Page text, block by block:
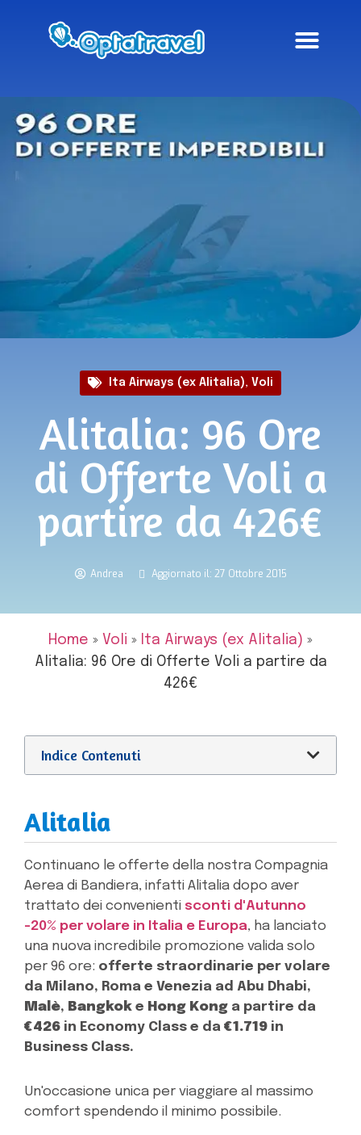
Ita Airways (ex Alitalia), Voli
Alitalia: 96 Ore
di Offerte Voli a
partire da 426€
Andrea Aggiornato il: 27 Ottobre 2015
Home » Voli » Ita Airways (ex Alitalia) »
Alitalia: 96 Ore di Offerte Voli a partire da
426€
Indice Contenuti
Alitalia
Continuano le offerte della nostra Compagnia
Aerea di Bandiera, infatti Alitalia dopo aver
trattato dei convenienti sconti d'Autunno
-20% per volare in Italia e Europa, ha lanciato
una nuova incredibile promozione valida solo
per 96 ore: offerte straordinarie per volare
da Milano, Roma e Venezia ad Abu Dhabi,
Malè, Bangkok e Hong Kong a partire da
€426 in Economy Class e da €1.719 in
Business Class.
Un'occasione unica per viaggiare al massimo
comfort spendendo il minimo possibile.